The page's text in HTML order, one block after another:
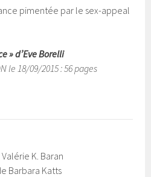
pimentée par le sex-appeal
» d’Eve Borelli
le 18/09/2015 : 56 pages
K. Baran
Barbara Katts